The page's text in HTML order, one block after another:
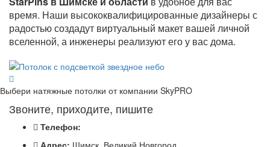
время. Наши высококвалифицированные дизайнеры с
радостью создадут виртуальный макет вашей личной
вселенной, а инженеры реализуют его у вас дома.
Выбери натяжные потолки от компании SkyPRO
Звоните, приходите, пишите
Телефон: